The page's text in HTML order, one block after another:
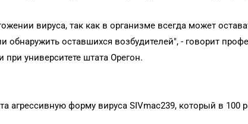
вируса, так как в организме всегда может
обнаружить оставшихся возбудителей", - говорит
при университете штата Орегон.
агрессивную форму вируса SIVmac239, который в 100